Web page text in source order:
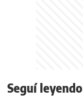
Seguí leyendo